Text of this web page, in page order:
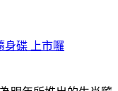
身碟 上市囉